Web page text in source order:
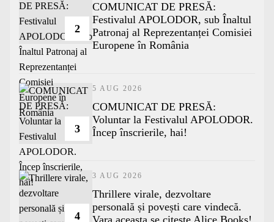
2
COMUNICAT DE PRESĂ:
Festivalul APOLODOR, sub Înaltul
Patronaj al Reprezentanței Comisiei
Europene în România
3
5 AUG 2026
COMUNICAT DE PRESĂ:
Voluntar la Festivalul APOLODOR.
Încep înscrierile, hai!
4
3 AUG 2026
Thrillere virale, dezvoltare
personală și povești care vindecă.